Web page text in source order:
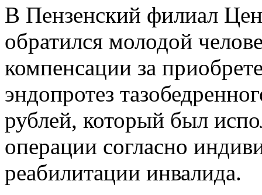
В Пензенский филиал
обратился молодой
компенсации за
эндопротез
рублей, который был
операции согласно
реабилитации инвалида.